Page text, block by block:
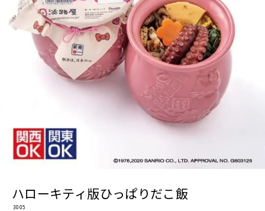
ハローキティ版ひっぱりだこ飯
3005